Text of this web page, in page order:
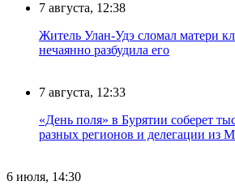
7 августа, 12:38
Житель Улан-Удэ сломал матери
нечаянно разбудила его
7 августа, 12:33
«День поля» в Бурятии соберет
разных регионов и делегации из
6 июля, 14:30